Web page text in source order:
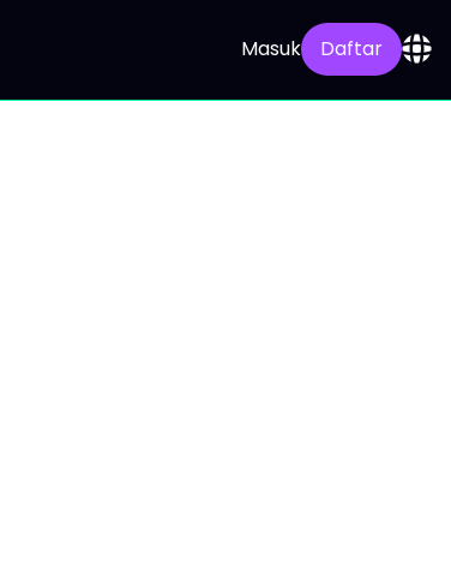
Masuk Daftar